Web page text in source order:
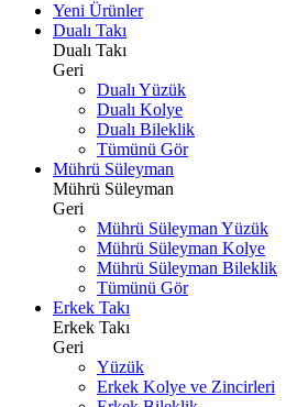
Yeni Ürünler
Dualı Takı
Dualı Takı
Geri
Dualı Yüzük
Dualı Kolye
Dualı Bileklik
Tümünü Gör
Mührü Süleyman
Mührü Süleyman
Geri
Mührü Süleyman Yüzük
Mührü Süleyman Kolye
Mührü Süleyman Bileklik
Tümünü Gör
Erkek Takı
Erkek Takı
Geri
Yüzük
Erkek Kolye ve Zincirleri